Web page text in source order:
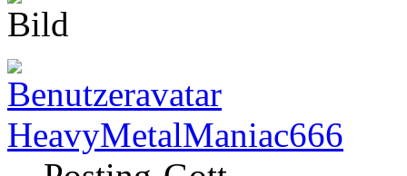
HeavyMetalManiac666